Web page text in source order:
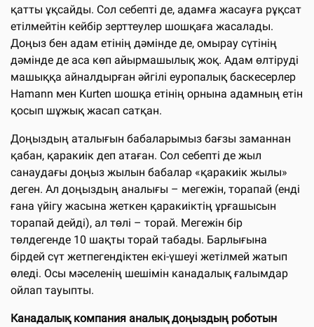
қатты ұқсайды. Сол себепті де, адамға жасауға рұқсат
етілмейтін кейбір зерттеулер шошқаға жасалады.
Доңыз бен адам етінің дәмінде де, омырау сүтінің
дәмінде де аса көп айырмашылық жоқ. Адам өлтіруді
машыққа айналдырған әйгілі еуропалық баскесерлер
Hamann мен Kurten шошқа етінің орнына адамның етін
қосып шұжық жасап сатқан.
Доңыздың аталығын бабаларымыз бағзы заманнан
қабан, қаракиік деп атаған. Сол себепті де жыл
санаудағы доңыз жылын бабалар «қаракиік жылы»
деген. Ал доңыздың аналығы – мегежін, торапай (енді
ғана үйігу жасына жеткен қаракиіктің ұрғашысын
торапай дейді), ал төлі – торай. Мегежін бір
төлдегенде 10 шақты торай табады. Барлығына
бірдей сүт жетпегендіктен екі-үшеуі жетілмей жатып
өледі. Осы мәселенің шешімін канадалық ғалымдар
ойлап тауыпты.
Канадалық компания аналық доңыздың роботын